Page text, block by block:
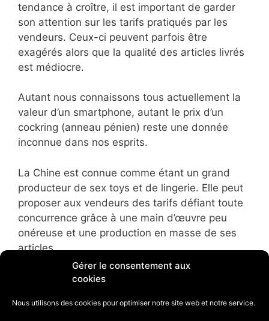
Gérer le consentement aux
cookies
Nous utilisons des cookies pour optimiser notre site web et notre service.
tendance à croître, il est important de garder
son attention sur les tarifs pratiqués par les
vendeurs. Ceux-ci peuvent parfois être
exagérés alors que la qualité des articles livrés
est médiocre.
Autant nous connaissons tous actuellement la
valeur d’un smartphone, autant le prix d’un
cockring (anneau pénien) reste une donnée
inconnue dans nos esprits.
La Chine est connue comme étant un grand
producteur de sex toys et de lingerie. Elle peut
proposer aux vendeurs des tarifs défiant toute
concurrence grâce à une main d’œuvre peu
onéreuse et une production en masse de ses
articles.
Jouer sur les marges et effectuer de gros
pour les vendeurs d’articles érotiques passant